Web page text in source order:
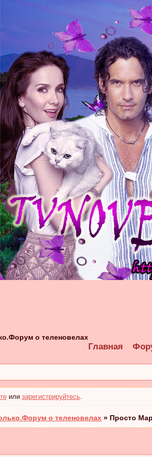
о теленовелах
Главная
или зарегистрируйтесь.
о теленовелах » Просто